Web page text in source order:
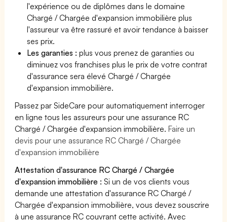
l'expérience ou de diplômes dans le domaine
Chargé / Chargée d'expansion immobilière plus
l'assureur va être rassuré et avoir tendance à baisser
ses prix.
Les garanties :plus vous prenez de garanties ou
diminuez vos franchises plus le prix de votre contrat
d'assurance sera élevé Chargé / Chargée
d'expansion immobilière.
Passez par SideCare pour automatiquement interroger
en ligne tous les assureurs pour une assurance RC
Chargé / Chargée d'expansion immobilière.Faire un
devis pour une assurance RC Chargé / Chargée
d'expansion immobilière
Attestation d'assurance RC Chargé / Chargée
d'expansion immobilière : Si un de vos clients vous
demande une attestation d'assurance RC Chargé /
Chargée d'expansion immobilière, vous devez souscrire
à une assurance RC couvrant cette activité. Avec